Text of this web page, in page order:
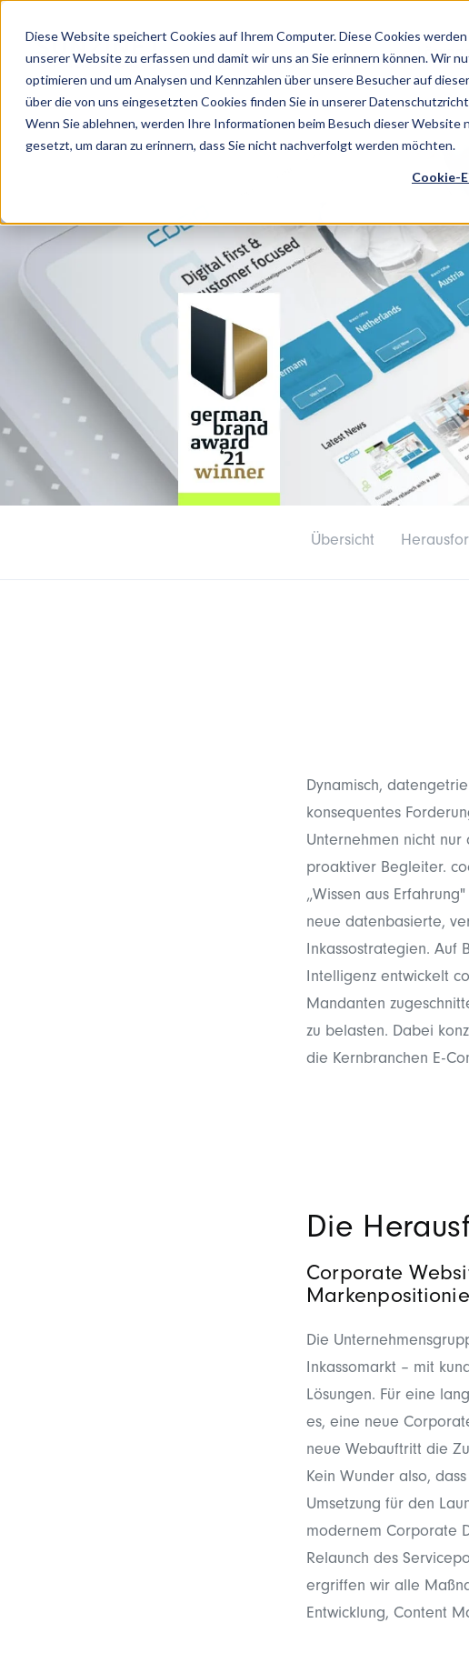
Diese Website speichert Cookies auf Ihrem Computer. Diese Cookies
unserer Website zu erfassen und damit wir uns an Sie erinnern können. Wir
optimieren und um Analysen und Kennzahlen über unsere Besucher auf
über die von uns eingesetzten Cookies finden Sie in unserer
Wenn Sie ablehnen, werden Ihre Informationen beim Besuch dieser
gesetzt, um daran zu erinnern, dass Sie nicht nachverfolgt werden möchten.
Cookie-
Übersicht
Dynamisch,
konsequentes
Unternehmen nicht nur
proaktiver Begleiter.
„Wissen aus
neue datenbasierte,
Inkassostrategien. Auf
Intelligenz entwickelt
Mandanten
zu belasten. Dabei
die Kernbranchen E-
Die
Corporate
Die
Inkassomarkt – mit
Lösungen. Für eine
es, eine neue
neue Webauftritt die
Kein Wunder also,
Umsetzung für den
modernem Corporate
Relaunch des
ergriffen wir alle
Entwicklung, Content